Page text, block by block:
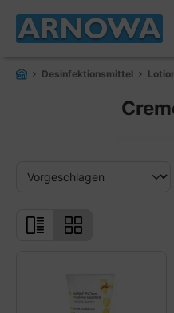
springen
Desinfektionsmittel